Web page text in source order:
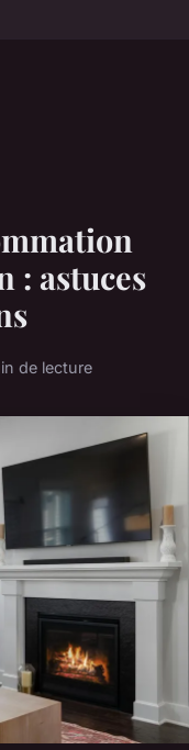
: astuces
de lecture